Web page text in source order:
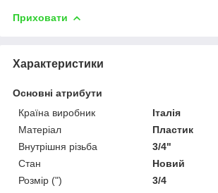
Приховати
Характеристики
Основні атрибути
Країна виробник
Італія
Матеріал
Пластик
Внутрішня різьба
3/4"
Стан
Новий
Розмір (")
3/4